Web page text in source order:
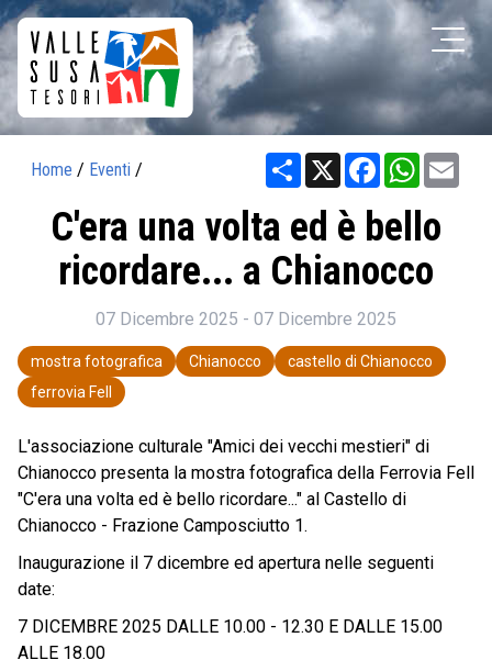
Home / Eventi / Share X Facebook
C'era una volta ed è bello
ricordare... a Chianocco
07 Dicembre 2025 - 07 Dicembre 2025
mostra fotografica Chianocco
castello di Chianocco
ferrovia Fell
L'associazione culturale "Amici dei vecchi mestieri" di
Chianocco presenta la mostra fotografica della Ferrovia Fell
"C'era una volta ed è bello ricordare..." al Castello di
Chianocco - Frazione Camposciutto 1.
Inaugurazione il 7 dicembre ed apertura nelle seguenti
date:
7 DICEMBRE 2025 DALLE 10.00 - 12.30 E DALLE 15.00
ALLE 18.00